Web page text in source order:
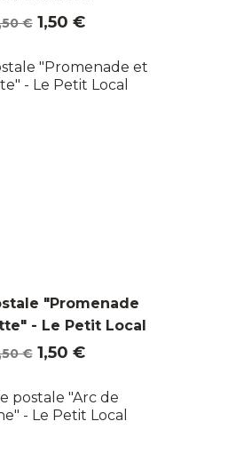
€ Prix
1,50 €
"Promenade
- Le Petit Local
€ Prix
1,50 €